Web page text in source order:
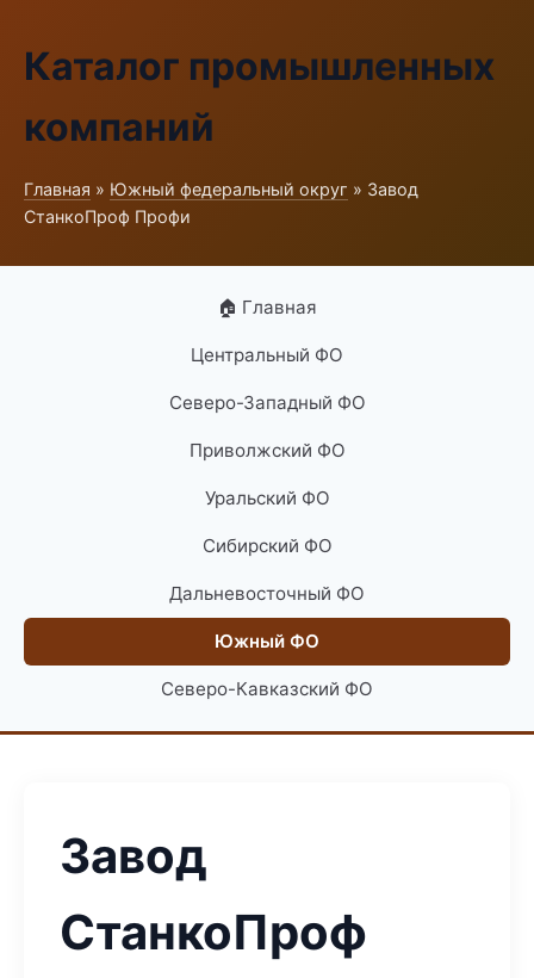
Каталог промышленных
компаний
Главная » Южный федеральный округ » Завод
СтанкоПроф Профи
🏠 Главная
Центральный ФО
Северо-Западный ФО
Приволжский ФО
Уральский ФО
Сибирский ФО
Дальневосточный ФО
Южный ФО
Северо-Кавказский ФО
Завод
СтанкоПроф